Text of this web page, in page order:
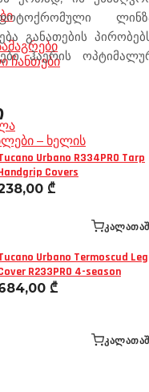
ჩანთები
– ხელის
განათების
ჰაერის
Urbano R334PRO Tarp
Covers
₾
Urbano Termoscud Leg
R233PRO 4-season
₾